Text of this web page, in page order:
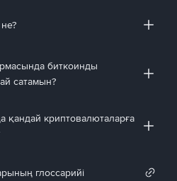
биткоинды
сатамын?
қандай криптовалюталарға
глоссарийі